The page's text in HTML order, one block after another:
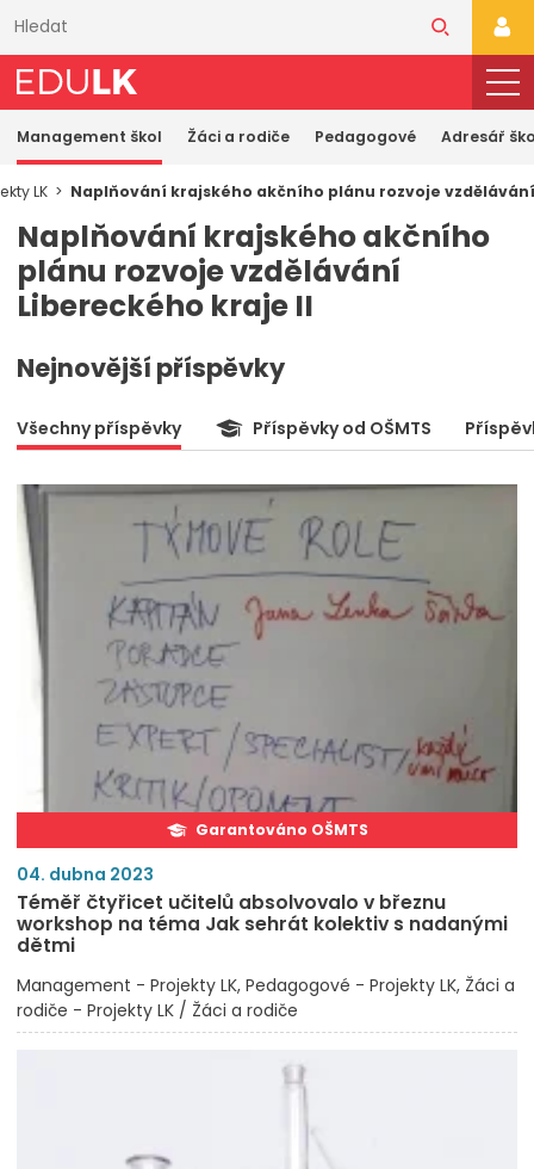
obsahu
Management škol Žáci a rodiče Pedagogové Adresář
LK Naplňování krajského akčního plánu rozvoje
Naplňování krajského akčního
plánu rozvoje vzdělávání
Libereckého kraje II
Nejnovější příspěvky
Všechny příspěvky Příspěvky od OŠMTS
Garantováno OŠMTS
04. dubna 2023
Téměř čtyřicet učitelů absolvovalo v březnu
workshop na téma Jak sehrát kolektiv s nadanými
dětmi
Management - Projekty LK Pedagogové - Projekty LK Žáci a
rodiče - Projekty LK / Žáci a rodiče